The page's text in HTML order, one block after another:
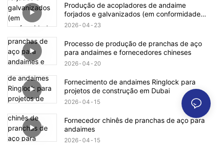
Produção de acopladores de andaime
forjados e galvanizados (em conformidade
com as normas BS1139 e EN74)
2026 04 23
Processo de produção de pranchas de aço
para andaimes e fornecedores chineses
2026 04 20
Fornecimento de andaimes Ringlock para
projetos de construção em Dubai
2026 04 15
Fornecedor chinês de pranchas de aço para
andaimes
2026 04 15